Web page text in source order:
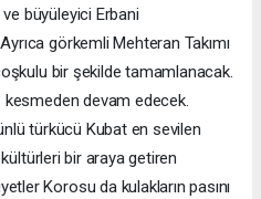
büyüleyici Erbani
görkemli Mehteran Takımı
bir şekilde tamamlanacak.
devam edecek.
türkücü Kubat en sevilen
bir araya getiren
Korosu da kulakların pasını